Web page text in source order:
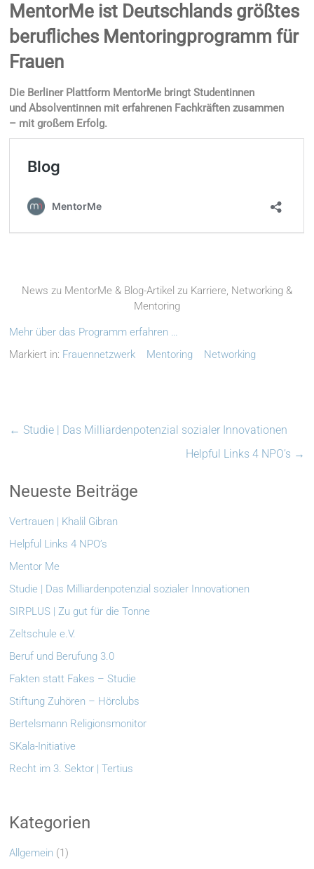
MentorMe ist Deutschlands größtes
berufliches Mentoringprogramm für
Frauen
Die Berliner Plattform MentorMe bringt Studentinnen
und Absolventinnen mit erfahrenen Fachkräften zusammen
– mit großem Erfolg.
News zu MentorMe & Blog-Artikel zu Karriere, Networking &
Mentoring
Mehr über das Programm erfahren …
Markiert in: Frauennetzwerk Mentoring Networking
← Studie | Das Milliardenpotenzial sozialer Innovationen
Helpful Links 4 NPO’s →
Neueste Beiträge
Vertrauen | Khalil Gibran
Helpful Links 4 NPO’s
Mentor Me
Studie | Das Milliardenpotenzial sozialer Innovationen
SIRPLUS | Zu gut für die Tonne
Zeltschule e.V.
Beruf und Berufung 3.0
Fakten statt Fakes – Studie
Stiftung Zuhören – Hörclubs
Bertelsmann Religionsmonitor
SKala-Initiative
Recht im 3. Sektor | Tertius
Kategorien
Allgemein (1)